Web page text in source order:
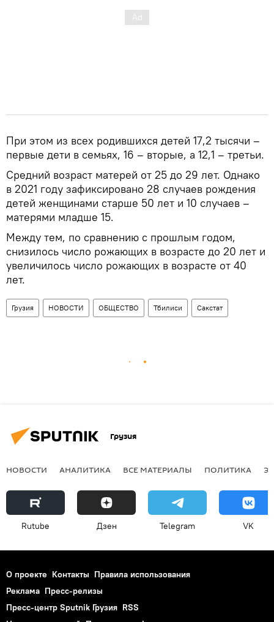
При этом из всех родившихся детей 17,2 тысячи –
первые дети в семьях, 16 – вторые, а 12,1 – третьи.
Средний возраст матерей от 25 до 29 лет. Однако
в 2021 году зафиксировано 28 случаев рождения
детей женщинами старше 50 лет и 10 случаев –
матерями младше 15.
Между тем, по сравнению с прошлым годом,
снизилось число рожающих в возрасте до 20 лет и
увеличилось число рожающих в возрасте от 40
лет.
Грузия НОВОСТИ ОБЩЕСТВО Тбилиси Сакстат
Грузия
НОВОСТИ АНАЛИТИКА ВСЕ МАТЕРИАЛЫ ПОЛИТИКА
Rutube Дзен Telegram VK
О проекте Контакты Правила использования
Реклама Пресс-релизы
Пресс-центр Sputnik Грузия RSS